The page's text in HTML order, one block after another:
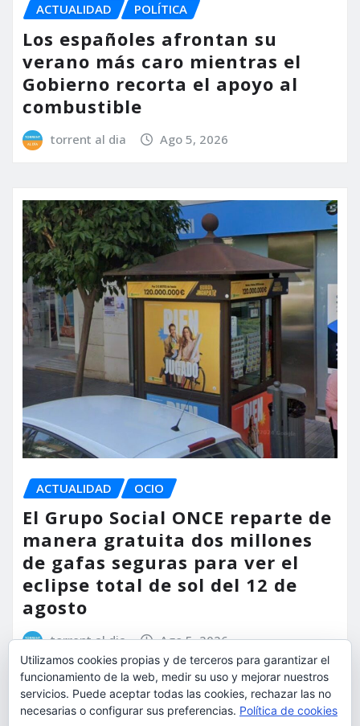
ACTUALIDAD POLÍTICA
Los españoles afrontan su
verano más caro mientras el
Gobierno recorta el apoyo al
combustible
torrent al dia Ago 5, 2026
ACTUALIDAD OCIO
El Grupo Social ONCE reparte de
manera gratuita dos millones
de gafas seguras para ver el
eclipse total de sol del 12 de
agosto
torrent al dia Ago 5, 2026
Utilizamos cookies propias y de terceros para garantizar el
funcionamiento de la web, medir su uso y mejorar nuestros
servicios. Puede aceptar todas las cookies, rechazar las no
necesarias o configurar sus preferencias. Política de cookies